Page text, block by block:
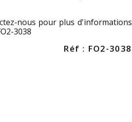
nous pour plus d'informations
3038
Réf : FO2-3038